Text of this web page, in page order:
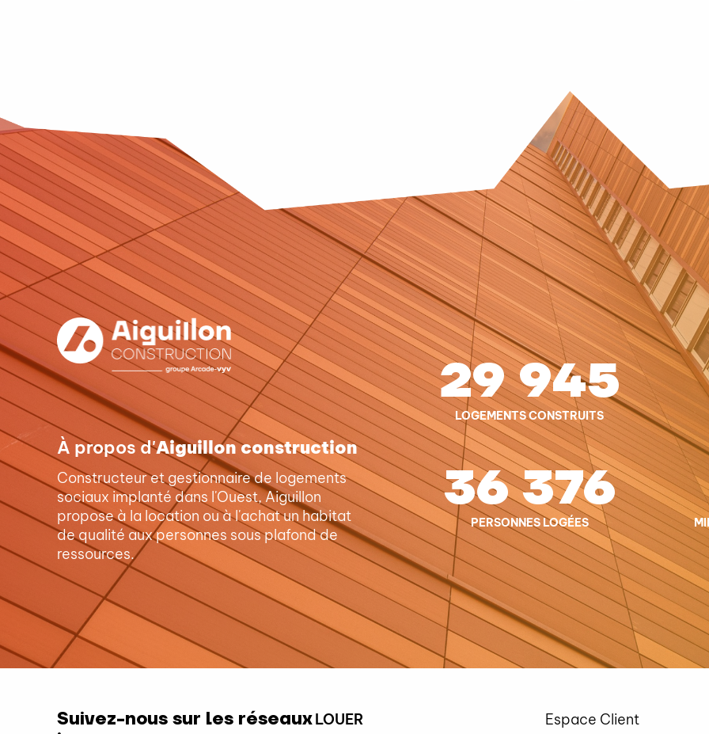
À propos d'Aiguillon construction
Constructeur et gestionnaire de logements
sociaux implanté dans l'Ouest, Aiguillon
propose à la location ou à l'achat un habitat
de qualité aux personnes sous plafond de
ressources.
29 945
LOGEMENTS CONSTRUITS
36 376
PERSONNES LOGÉES
Suivez-nous sur les réseauxLOUER Espace Client